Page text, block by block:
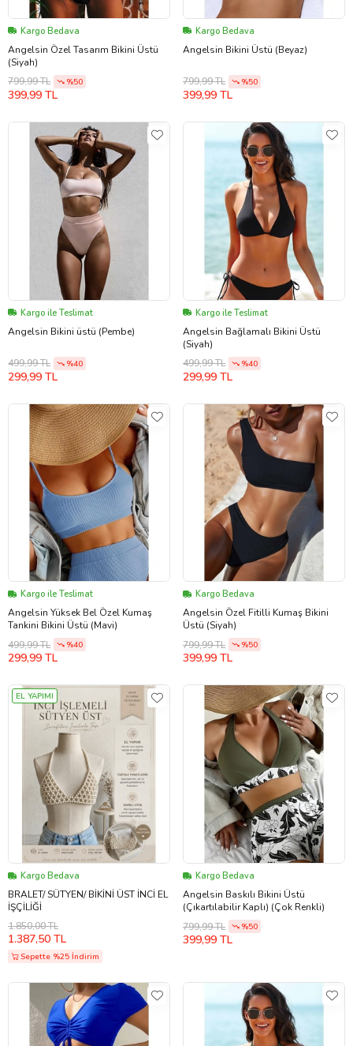
Kargo Bedava
Angelsin Özel Tasarım Bikini Üstü
(Siyah)
799,99 TL
%50
399,99 TL
Kargo Bedava
Angelsin Bikini Üstü (Beyaz)
799,99 TL %50
399,99 TL
Kargo ile Teslimat
Angelsin Bikini üstü (Pembe)
499,99 TL %40
299,99 TL
Kargo ile Teslimat
Angelsin Bağlamalı Bikini Üstü
(Siyah)
499,99 TL
%40
299,99 TL
Kargo ile Teslimat
Angelsin Yüksek Bel Özel Kumaş
Tankini Bikini Üstü (Mavi)
499,99 TL
%40
299,99 TL
Kargo Bedava
Angelsin Özel Fitilli Kumaş Bikini
Üstü (Siyah)
799,99 TL
%50
399,99 TL
EL YAPIMI
Kargo Bedava
BRALET/ SÜTYEN/ BİKİNİ ÜST İNCİ EL
İŞÇİLİĞİ
1.850,00 TL
1.387,50 TL
Sepette %25 İndirim
Kargo Bedava
Angelsin Baskılı Bikini Üstü
(Çıkartılabilir Kaplı) (Çok Renkli)
799,99 TL
%50
399,99 TL